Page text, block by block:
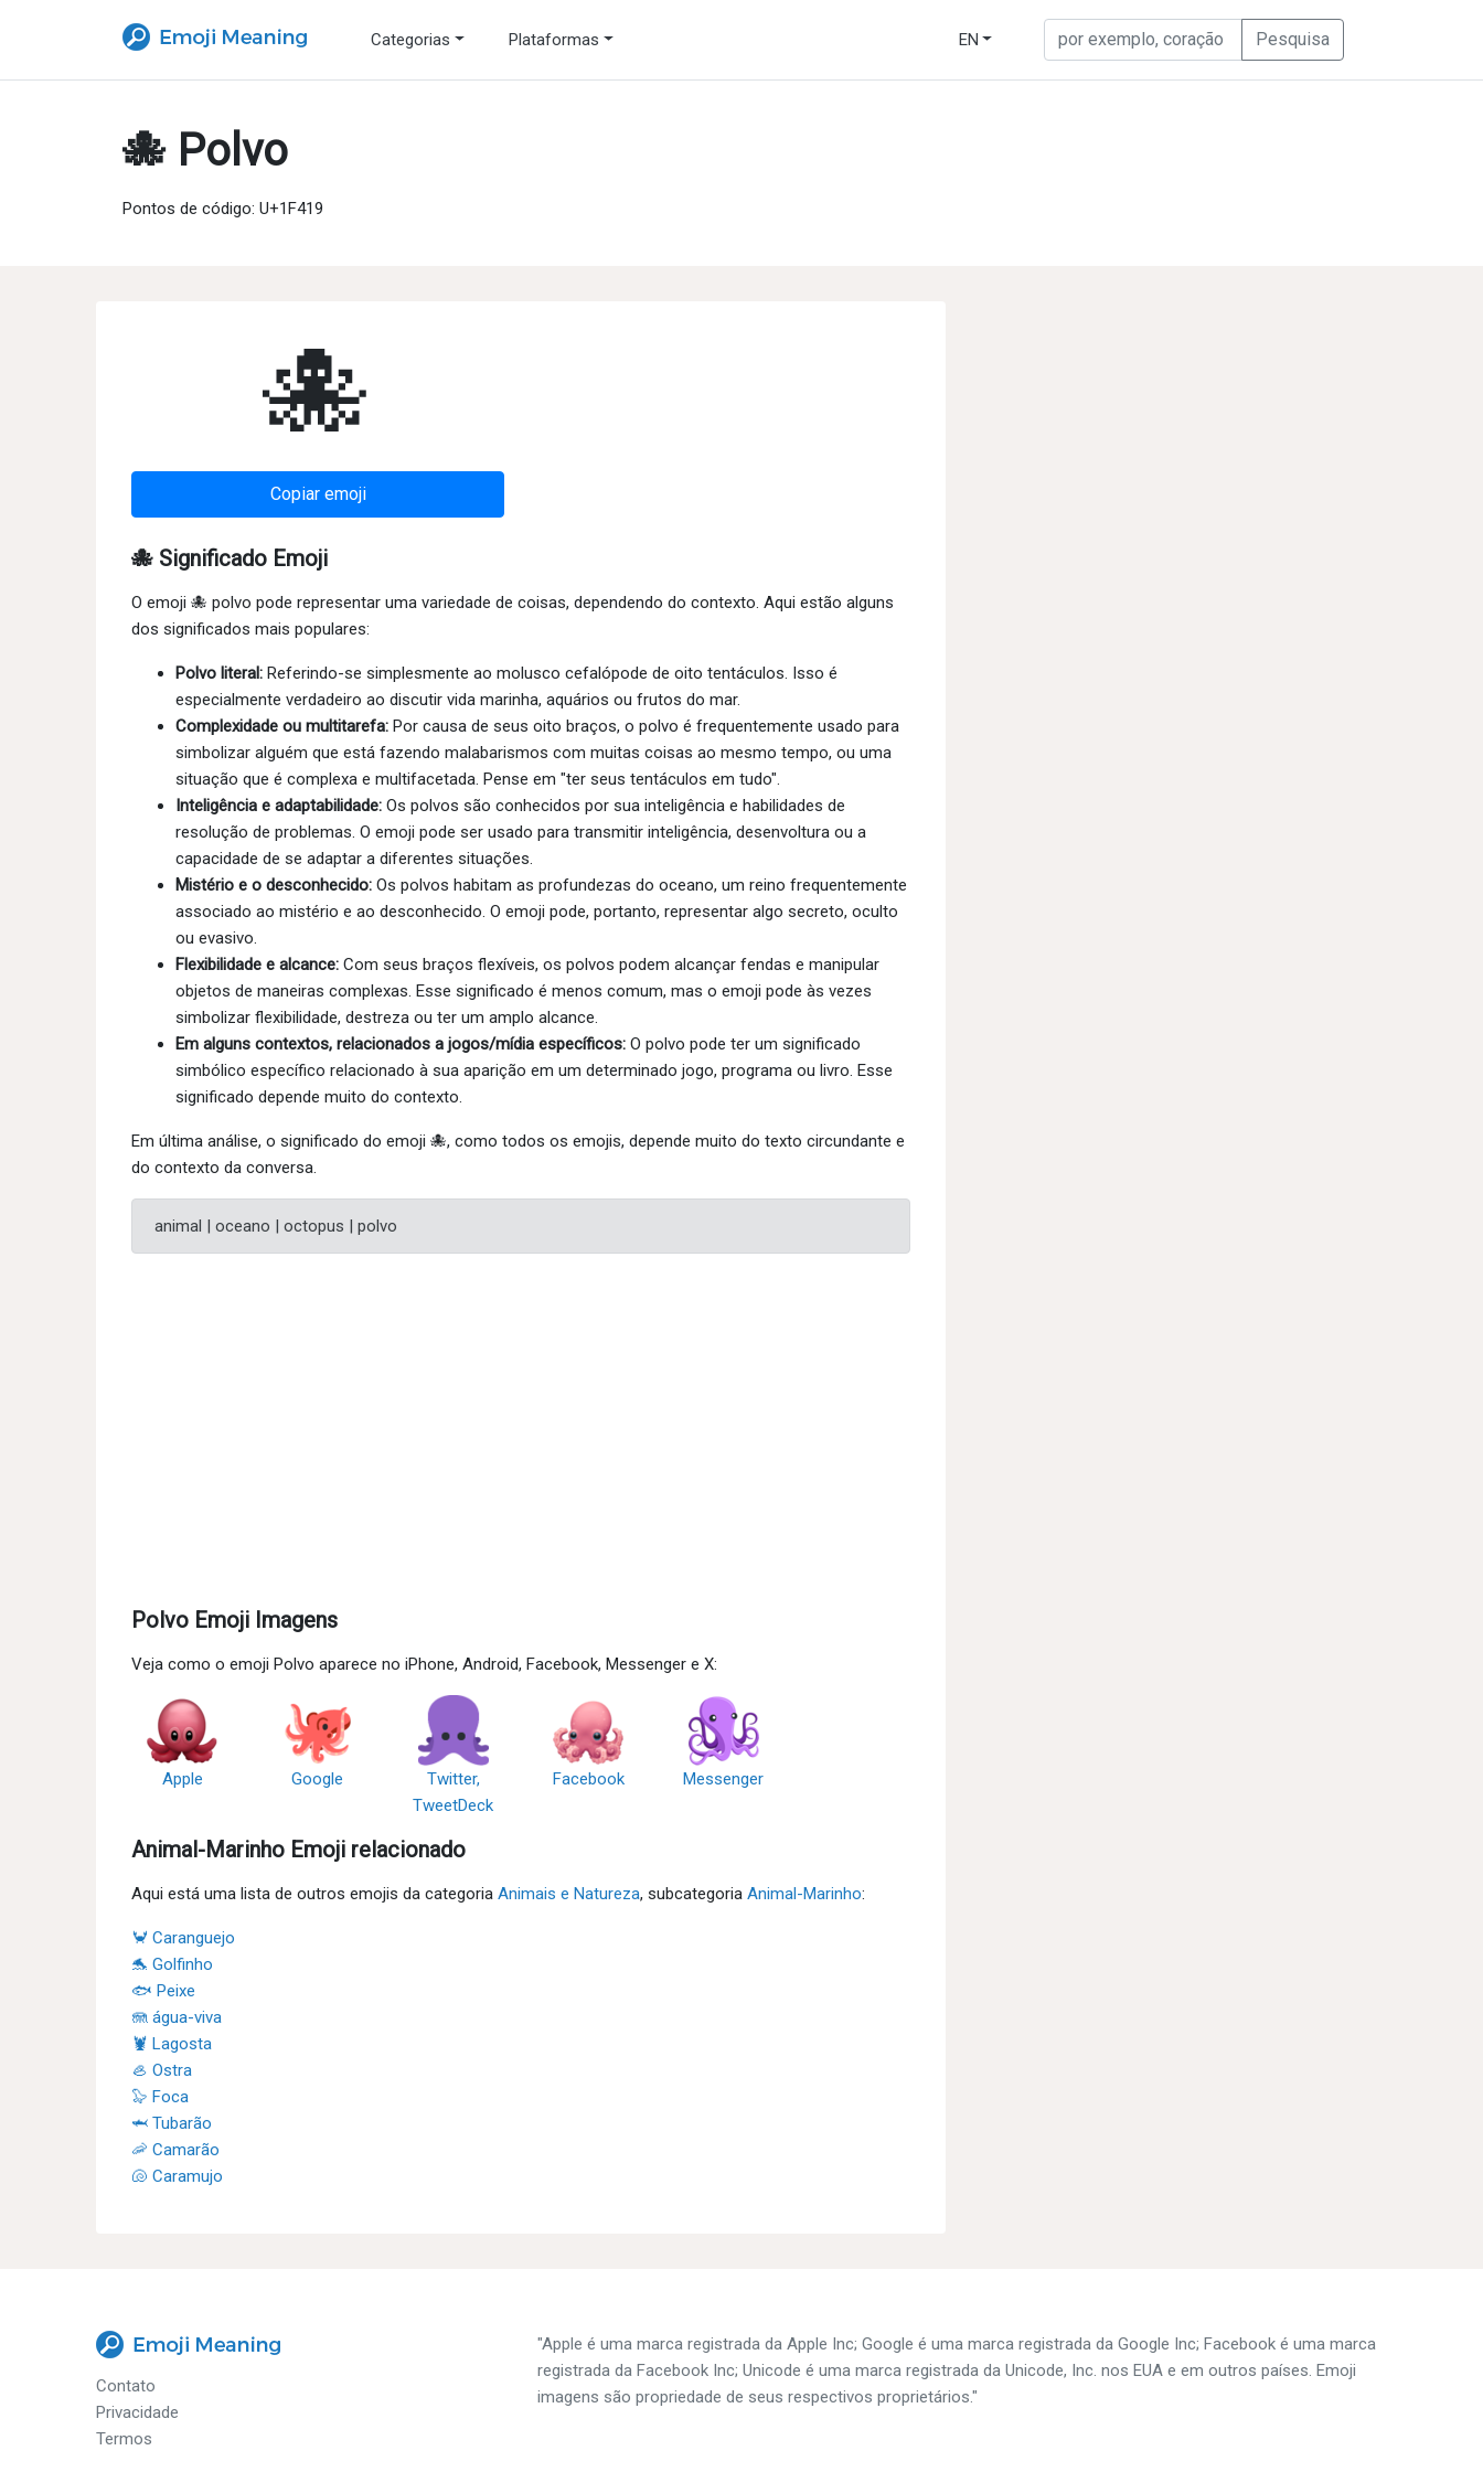
Categorias Plataformas EN
🐙 Polvo
Pontos de código: U+1F419
🐙
Copiar emoji
🐙 Significado Emoji
O emoji 🐙 polvo pode representar uma variedade de coisas, dependendo do contexto. Aqui estão alguns
dos significados mais populares:
Polvo literal: Referindo-se simplesmente ao molusco cefalópode de oito tentáculos. Isso é
especialmente verdadeiro ao discutir vida marinha, aquários ou frutos do mar.
Complexidade ou multitarefa: Por causa de seus oito braços, o polvo é frequentemente usado para
simbolizar alguém que está fazendo malabarismos com muitas coisas ao mesmo tempo, ou uma
situação que é complexa e multifacetada. Pense em "ter seus tentáculos em tudo".
Inteligência e adaptabilidade: Os polvos são conhecidos por sua inteligência e habilidades de
resolução de problemas. O emoji pode ser usado para transmitir inteligência, desenvoltura ou a
capacidade de se adaptar a diferentes situações.
Mistério e o desconhecido: Os polvos habitam as profundezas do oceano, um reino frequentemente
associado ao mistério e ao desconhecido. O emoji pode, portanto, representar algo secreto, oculto
ou evasivo.
Flexibilidade e alcance: Com seus braços flexíveis, os polvos podem alcançar fendas e manipular
objetos de maneiras complexas. Esse significado é menos comum, mas o emoji pode às vezes
simbolizar flexibilidade, destreza ou ter um amplo alcance.
Em alguns contextos, relacionados a jogos/mídia específicos: O polvo pode ter um significado
simbólico específico relacionado à sua aparição em um determinado jogo, programa ou livro. Esse
significado depende muito do contexto.
Em última análise, o significado do emoji 🐙, como todos os emojis, depende muito do texto circundante e
do contexto da conversa.
animal | oceano | octopus | polvo
Polvo Emoji Imagens
Veja como o emoji Polvo aparece no iPhone, Android, Facebook, Messenger e X:
Apple Google
Twitter,
TweetDeck
Facebook Messenger
Animal-Marinho Emoji relacionado
Aqui está uma lista de outros emojis da categoria Animais e Natureza, subcategoria Animal-Marinho:
🦀 Caranguejo
🐬 Golfinho
🐟 Peixe
🪼 água-viva
🦞 Lagosta
🦪 Ostra
🦭 Foca
🦈 Tubarão
🦐 Camarão
🐚 Caramujo
Contato
Privacidade
Termos
"Apple é uma marca registrada da Apple Inc; Google é uma marca registrada da Google Inc; Facebook é uma marca
registrada da Facebook Inc; Unicode é uma marca registrada da Unicode, Inc. nos EUA e em outros países. Emoji
imagens são propriedade de seus respectivos proprietários."